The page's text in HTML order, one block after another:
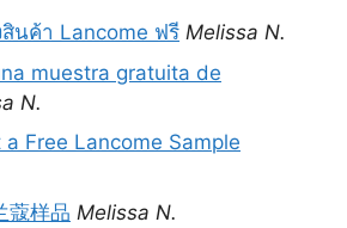
นค้า Lancome ฟรี Melissa N.
muestra gratuita de
N.
Free Lancome Sample
蔻样品 Melissa N.